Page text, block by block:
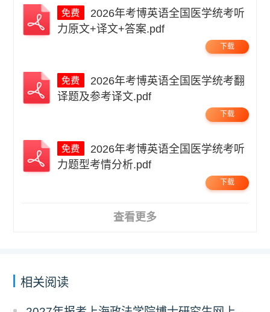
力原文+译文+答案.pdf
下载
译题及参考译文.pdf
下载
力题型考情分析.pdf
下载
查看更多
相关阅读